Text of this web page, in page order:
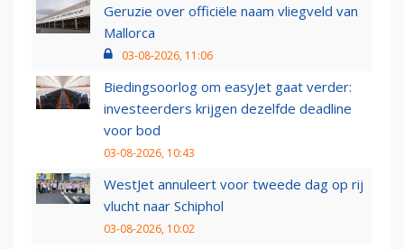
Geruzie over officiële naam vliegveld van
Mallorca
03-08-2026, 11:06
Biedingsoorlog om easyJet gaat verder:
investeerders krijgen dezelfde deadline
voor bod
03-08-2026, 10:43
WestJet annuleert voor tweede dag op rij
vlucht naar Schiphol
03-08-2026, 10:02